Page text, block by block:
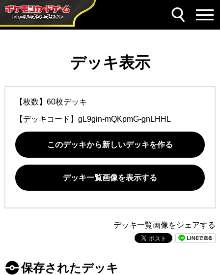
デッキ表示
【枚数】60枚デッキ
【デッキコード】 gL9gin-mQKpmG-gnLHHL
このデッキから新しいデッキを作る
デッキ一覧画像を表示する
デッキ一覧画像をシェアする
保存されたデッキ